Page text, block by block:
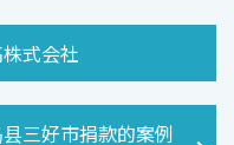
式会社
三好市捐款的案例